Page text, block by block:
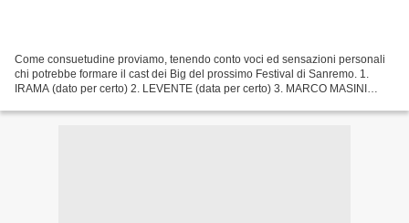
Come consuetudine proviamo, tenendo conto voci ed sensazioni personali
chi potrebbe formare il cast dei Big del prossimo Festival di Sanremo. 1.
IRAMA (dato per certo) 2. LEVENTE (data per certo) 3. MARCO MASINI